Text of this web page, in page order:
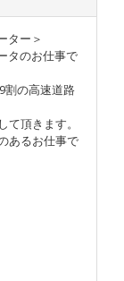
ター＞
タのお仕事で
割の高速道路
頂きます。
あるお仕事で